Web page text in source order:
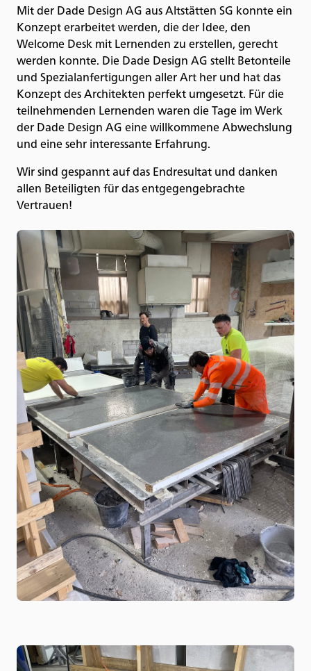
Mit der Dade Design AG aus Altstätten SG konnte ein
Konzept erarbeitet werden, die der Idee, den
Welcome Desk mit Lernenden zu erstellen, gerecht
werden konnte. Die Dade Design AG stellt Betonteile
und Spezialanfertigungen aller Art her und hat das
Konzept des Architekten perfekt umgesetzt. Für die
teilnehmenden Lernenden waren die Tage im Werk
der Dade Design AG eine willkommene Abwechslung
und eine sehr interessante Erfahrung.
Wir sind gespannt auf das Endresultat und danken
allen Beteiligten für das entgegengebrachte
Vertrauen!